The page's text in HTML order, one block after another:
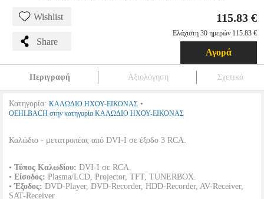
Wishlist
Share
115.83 €
Ελάχιστη 30 ημερών 115.83 €
Αγορά
Περιγραφή Αξιολόγηση Σχετικά
Κατηγορία: ΚΑΛΩΔΙΟ ΗΧΟΥ-ΕΙΚΟΝΑΣ •
OEHLBACH στην κατηγορία ΚΑΛΩΔΙΟ ΗΧΟΥ-ΕΙΚΟΝΑΣ
Καλώδιο - μετατροπέας από DVI-I σε έξοδο 3 RCA.
• Τύπος Καλωδίου: DVI-I σε RCA.
• Είσοδος: Plasma/LCD, Projector, TFT, TUNERBOX.
•Έξοδος: DVD-Player, DVD-Recorder, HDD-Recorder, AV-Receiver,
SAT-Receiver